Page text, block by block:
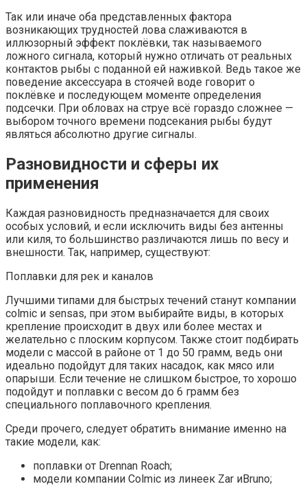
Так или иначе оба представленных фактора
возникающих трудностей лова слаживаются в
иллюзорный эффект поклёвки, так называемого
ложного сигнала, который нужно отличать от реальных
контактов рыбы с поданной ей наживкой. Ведь такое же
поведение аксессуара в стоячей воде говорит о
поклёвке и последующем моменте определения
подсечки. При обловах на струе всё гораздо сложнее —
выбором точного времени подсекания рыбы будут
являться абсолютно другие сигналы.
Разновидности и сферы их
применения
Каждая разновидность предназначается для своих
особых условий, и если исключить виды без антенны
или киля, то большинство различаются лишь по весу и
внешности. Так, например, существуют:
Поплавки для рек и каналов
Лучшими типами для быстрых течений станут компании
colmic и sensas, при этом выбирайте виды, в которых
крепление происходит в двух или более местах и
желательно с плоским корпусом. Также стоит подбирать
модели с массой в районе от 1 до 50 грамм, ведь они
идеально подойдут для таких насадок, как мясо или
опарыши. Если течение не слишком быстрое, то хорошо
подойдут и поплавки с весом до 6 грамм без
специального поплавочного крепления.
Среди прочего, следует обратить внимание именно на
такие модели, как:
поплавки от Drennan Roach;
модели компании Colmic из линеек Zar иBruno;